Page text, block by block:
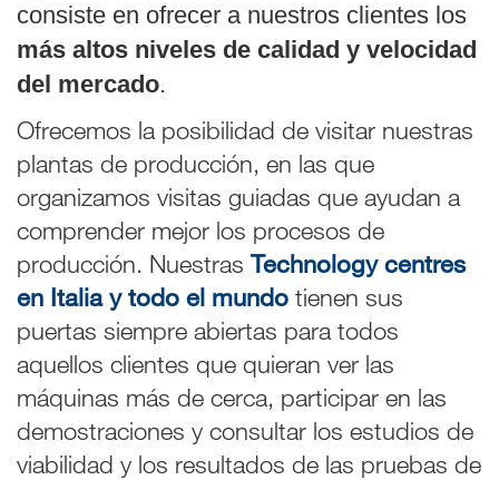
consiste en ofrecer a nuestros clientes los
más altos niveles de calidad y velocidad
del mercado.
Ofrecemos la posibilidad de visitar nuestras
plantas de producción, en las que
organizamos visitas guiadas que ayudan a
comprender mejor los procesos de
producción. Nuestras Technology centres
en Italia y todo el mundo tienen sus
puertas siempre abiertas para todos
aquellos clientes que quieran ver las
máquinas más de cerca, participar en las
demostraciones y consultar los estudios de
viabilidad y los resultados de las pruebas de